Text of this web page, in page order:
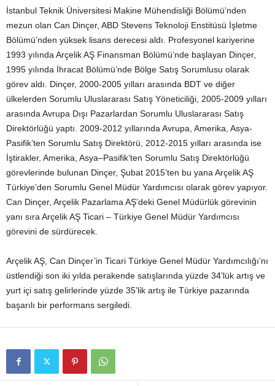
İstanbul Teknik Üniversitesi Makine Mühendisliği Bölümü’nden
mezun olan Can Dinçer, ABD Stevens Teknoloji Enstitüsü İşletme
Bölümü’nden yüksek lisans derecesi aldı. Profesyonel kariyerine
1993 yılında Arçelik AŞ Finansman Bölümü’nde başlayan Dinçer,
1995 yılında İhracat Bölümü’nde Bölge Satış Sorumlusu olarak
görev aldı. Dinçer, 2000-2005 yılları arasında BDT ve diğer
ülkelerden Sorumlu Uluslararası Satış Yöneticiliği, 2005-2009 yılları
arasında Avrupa Dışı Pazarlardan Sorumlu Uluslararası Satış
Direktörlüğü yaptı. 2009-2012 yıllarında Avrupa, Amerika, Asya-
Pasifik’ten Sorumlu Satış Direktörü, 2012-2015 yılları arasında ise
İştirakler, Amerika, Asya–Pasifik’ten Sorumlu Satış Direktörlüğü
görevlerinde bulunan Dinçer, Şubat 2015’ten bu yana Arçelik AŞ
Türkiye’den Sorumlu Genel Müdür Yardımcısı olarak görev yapıyor.
Can Dinçer, Arçelik Pazarlama AŞ’deki Genel Müdürlük görevinin
yanı sıra Arçelik AŞ Ticari – Türkiye Genel Müdür Yardımcısı
görevini de sürdürecek.
Arçelik AŞ, Can Dinçer’in Ticari Türkiye Genel Müdür Yardımcılığı’nı
üstlendiği son iki yılda perakende satışlarında yüzde 34’lük artış ve
yurt içi satış gelirlerinde yüzde 35’lik artış ile Türkiye pazarında
başarılı bir performans sergiledi.